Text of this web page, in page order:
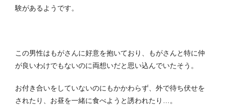
験があるようです。
この男性はもがさんに好意を抱いており、もがさんと特に仲
が良いわけでもないのに両想いだと思い込んでいたそう。
お付き合いをしていないのにもかかわらず、外で待ち伏せを
されたり、お昼を一緒に食べようと誘われたり…。